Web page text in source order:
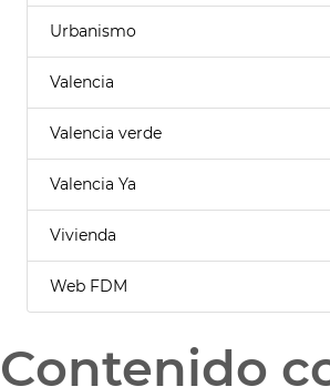
Urbanismo
Valencia
Valencia verde
Valencia Ya
Vivienda
Web FDM
Contenido